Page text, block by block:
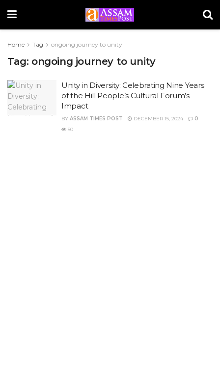
Home Tag ongoing journey to unity
Tag: ongoing journey to unity
Unity in Diversity: Celebrating Nine Years
of the Hill People’s Cultural Forum’s
Impact
BY ASSAM TIMES POST DECEMBER 15, 2024
0
50